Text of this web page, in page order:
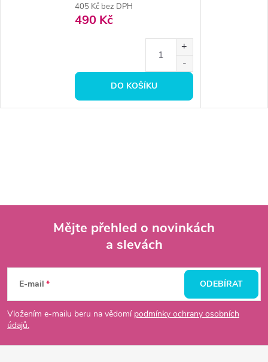
405 Kč bez DPH
490 Kč
DO KOŠÍKU
p
a
Mějte přehled o novinkách
a slevách
E-mail
Vložením e-mailu beru na vědomí podmínky ochrany osobních
údajů.
ODEBÍRAT